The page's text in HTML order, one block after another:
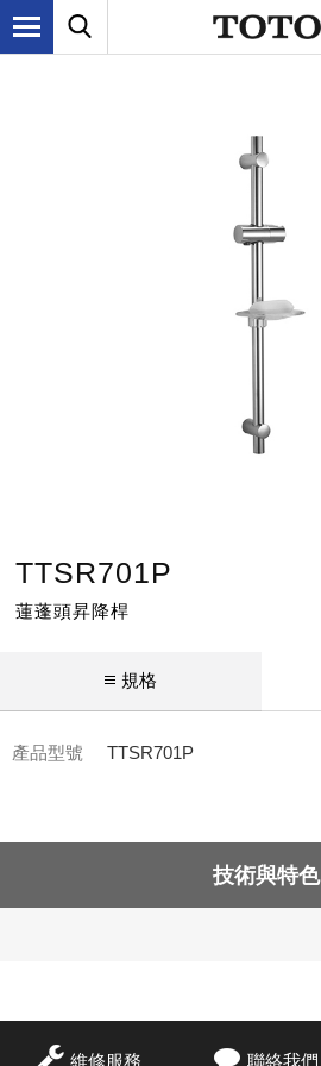
TTSR701P
蓮蓬頭昇降桿
規格
產品型號 TTSR701P
技術與特色
維修服務 聯絡我們